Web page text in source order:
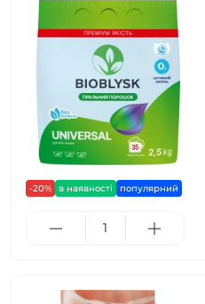
-20% в наявності популярний